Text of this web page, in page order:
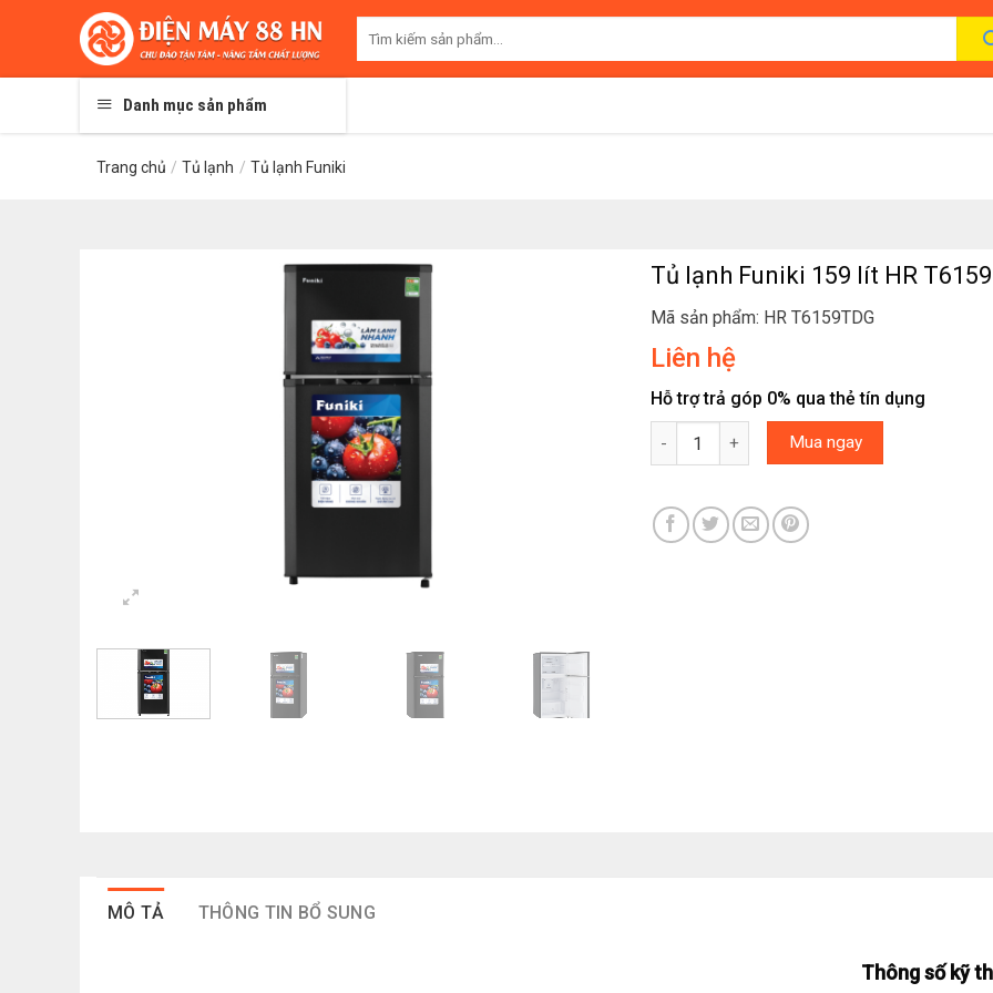
kiếm:
Danh mục sản phẩm
Trang chủ / Tủ lạnh / Tủ lạnh Funiki
Tủ lạnh Funiki 159 lít HR
Mã sản phẩm: HR T6159TDG
Liên hệ
Hỗ trợ trả góp 0% qua thẻ tín dụng
Tủ lạnh Funiki 159 lít HR T6159TDG số lượng
Mua ngay
MÔ TẢ THÔNG TIN BỔ SUNG
Thông số kỹ